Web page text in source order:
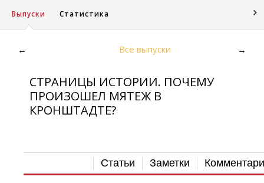
Выпуски Статистика
← Все выпуски →
СТРАНИЦЫ ИСТОРИИ. ПОЧЕМУ
ПРОИЗОШЕЛ МЯТЕЖ В
КРОНШТАДТЕ?
Статьи Заметки